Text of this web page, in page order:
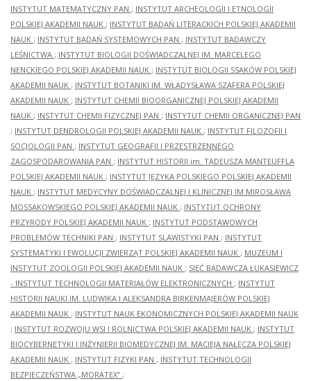
INSTYTUT MATEMATYCZNY PAN ; INSTYTUT ARCHEOLOGII I ETNOLOGII
POLSKIEJ AKADEMII NAUK ; INSTYTUT BADAŃ LITERACKICH POLSKIEJ AKADEMII
NAUK ; INSTYTUT BADAŃ SYSTEMOWYCH PAN ; INSTYTUT BADAWCZY
LEŚNICTWA ; INSTYTUT BIOLOGII DOŚWIADCZALNEJ IM. MARCELEGO
NENCKIEGO POLSKIEJ AKADEMII NAUK ; INSTYTUT BIOLOGII SSAKÓW POLSKIEJ
AKADEMII NAUK ; INSTYTUT BOTANIKI IM. WŁADYSŁAWA SZAFERA POLSKIEJ
AKADEMII NAUK ; INSTYTUT CHEMII BIOORGANICZNEJ POLSKIEJ AKADEMII
NAUK ; INSTYTUT CHEMII FIZYCZNEJ PAN ; INSTYTUT CHEMII ORGANICZNEJ PAN
; INSTYTUT DENDROLOGII POLSKIEJ AKADEMII NAUK ; INSTYTUT FILOZOFII I
SOCJOLOGII PAN ; INSTYTUT GEOGRAFII I PRZESTRZENNEGO
ZAGOSPODAROWANIA PAN ; INSTYTUT HISTORII im. TADEUSZA MANTEUFFLA
POLSKIEJ AKADEMII NAUK ; INSTYTUT JĘZYKA POLSKIEGO POLSKIEJ AKADEMII
NAUK ; INSTYTUT MEDYCYNY DOŚWIADCZALNEJ I KLINICZNEJ IM.MIROSŁAWA
MOSSAKOWSKIEGO POLSKIEJ AKADEMII NAUK ; INSTYTUT OCHRONY
PRZYRODY POLSKIEJ AKADEMII NAUK ; INSTYTUT PODSTAWOWYCH
PROBLEMÓW TECHNIKI PAN ; INSTYTUT SLAWISTYKI PAN ; INSTYTUT
SYSTEMATYKI I EWOLUCJI ZWIERZĄT POLSKIEJ AKADEMII NAUK ; MUZEUM I
INSTYTUT ZOOLOGII POLSKIEJ AKADEMII NAUK ; SIEĆ BADAWCZA ŁUKASIEWICZ
- INSTYTUT TECHNOLOGII MATERIAŁÓW ELEKTRONICZNYCH ; INSTYTUT
HISTORII NAUKI IM. LUDWIKA I ALEKSANDRA BIRKENMAJERÓW POLSKIEJ
AKADEMII NAUK ; INSTYTUT NAUK EKONOMICZNYCH POLSKIEJ AKADEMII NAUK
; INSTYTUT ROZWOJU WSI I ROLNICTWA POLSKIEJ AKADEMII NAUK ; INSTYTUT
BIOCYBERNETYKI I INŻYNIERII BIOMEDYCZNEJ IM. MACIEJA NAŁĘCZA POLSKIEJ
AKADEMII NAUK ; INSTYTUT FIZYKI PAN ; INSTYTUT TECHNOLOGII
BEZPIECZEŃSTWA „MORATEX” ;